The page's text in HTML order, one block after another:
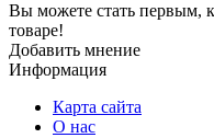
Вы можете стать первым,
товаре!
Добавить мнение
Информация
Карта сайта
О нас